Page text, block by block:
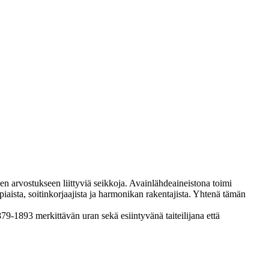
arvostukseen liittyviä seikkoja. Avainlähdeaineistona toimi
soitinkorjaajista ja harmonikan rakentajista. Yhtenä tämän
1893 merkittävän uran sekä esiintyvänä taiteilijana että